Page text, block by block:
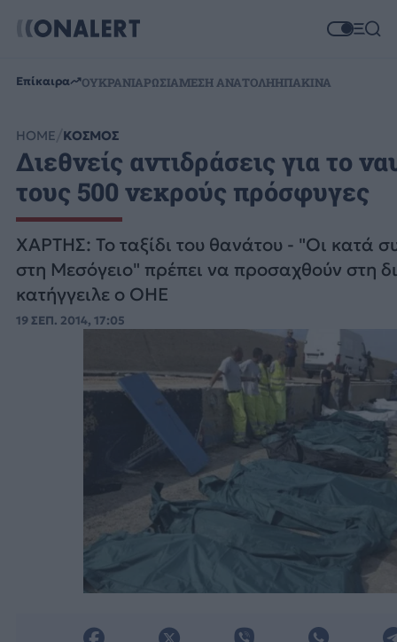
Επίκαιρα ΟΥΚΡΑΝΙΑΡΩΣΙΑΜΕΣΗ ΑΝΑΤΟΛΗΗΠΑΚΙΝΑ
HOME ΚΟΣΜΟΣ
Διεθνείς αντιδράσεις για το
τους 500 νεκρούς πρόσφυγες
ΧΑΡΤΗΣ: Το ταξίδι του θανάτου - "Οι κατά
στη Μεσόγειο" πρέπει να προσαχθούν στη
κατήγγειλε ο ΟΗΕ
19 ΣΕΠ. 2014, 17:05